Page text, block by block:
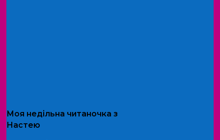
Моя недільна читаночка з
Настею